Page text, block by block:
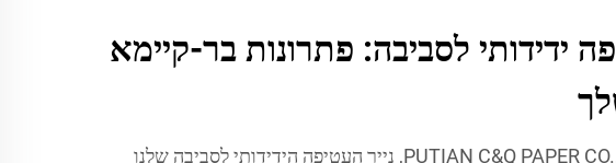
ידידותי לסביבה: פתרונות בר-קיימא
בشركة PUTIAN C&Q PAPER CO., LTD, נייר העטיפה הידידותי לסביבה שלנו